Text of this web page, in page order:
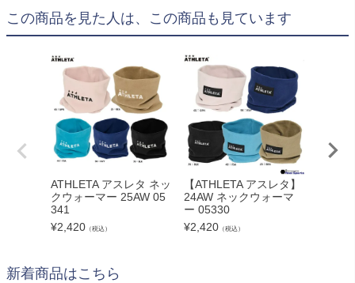
この商品を見た人は、この商品も見ています
ATHLETA アスレタ ネッ
クウォーマー 25AW 05
341
¥2,420 （税込）
【ATHLETA アスレタ】
24AW ネックウォーマ
ー 05330
¥2,420 （税込）
新着商品はこちら